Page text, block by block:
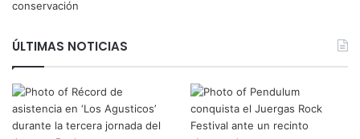
ÚLTIMAS NOTICIAS